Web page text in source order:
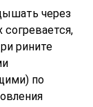
через
согревается,
рините
по